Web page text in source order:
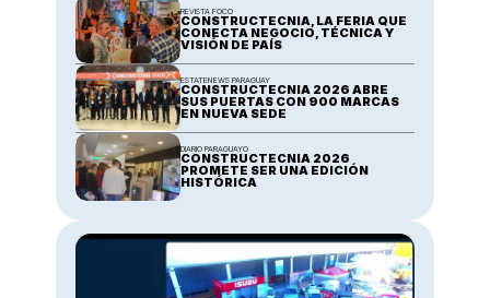
REVISTA FOCO
CONSTRUCTECNIA, LA FERIA QUE
CONECTA NEGOCIO, TÉCNICA Y
VISIÓN DE PAÍS
ESTATENEWS PARAGUAY
CONSTRUCTECNIA 2026 ABRE
SUS PUERTAS CON 900 MARCAS
EN NUEVA SEDE
DIARIO PARAGUAYO
CONSTRUCTECNIA 2026
PROMETE SER UNA EDICIÓN
HISTÓRICA